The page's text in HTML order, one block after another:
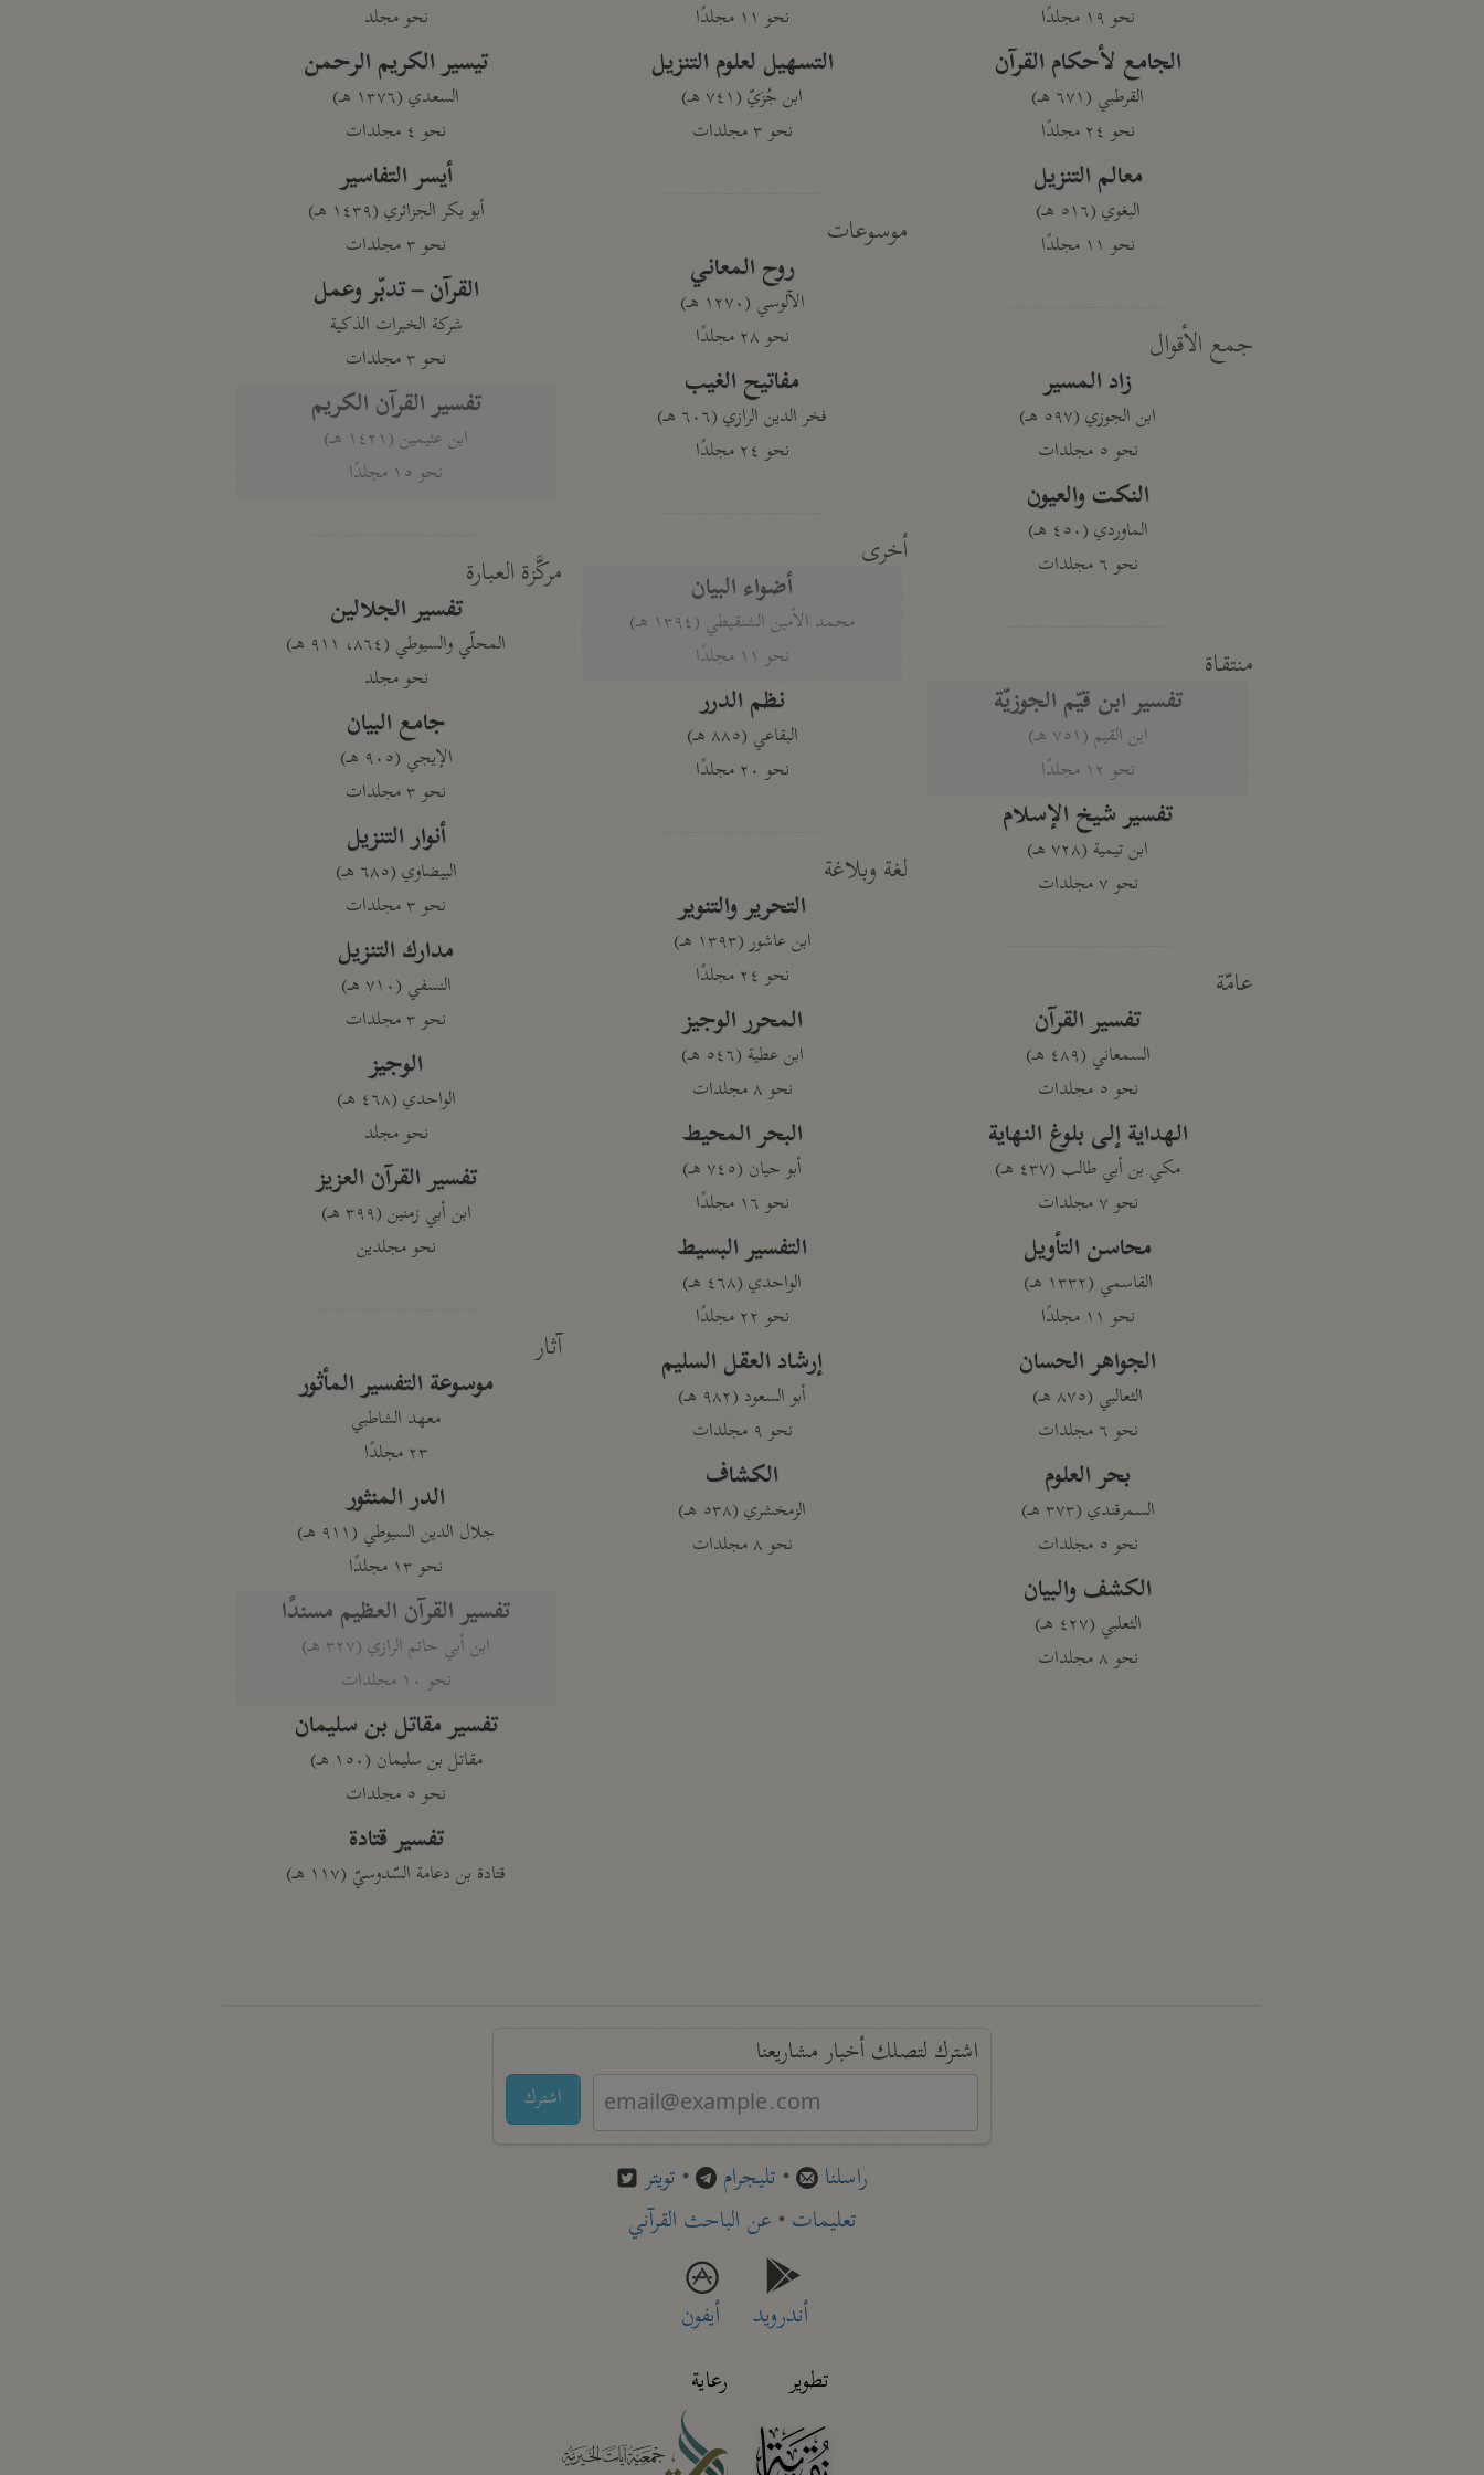
نحو ١٩ مجلدًا
الجامع لأحكام القرآن
القرطبي (٦٧١ هـ)
نحو ٢٤ مجلدًا
معالم التنزيل
البغوي (٥١٦ هـ)
نحو ١١ مجلدًا
جمع الأقوال
زاد المسير
ابن الجوزي (٥٩٧ هـ)
نحو ٥ مجلدات
النكت والعيون
الماوردي (٤٥٠ هـ)
نحو ٦ مجلدات
منتقاة
تفسير ابن قيّم الجوزيّة
ابن القيم (٧٥١ هـ)
نحو ١٢ مجلدًا
تفسير شيخ الإسلام
ابن تيمية (٧٢٨ هـ)
نحو ٧ مجلدات
عامّة
تفسير القرآن
السمعاني (٤٨٩ هـ)
نحو ٥ مجلدات
الهداية إلى بلوغ النهاية
مكي بن أبي طالب (٤٣٧ هـ)
نحو ٧ مجلدات
محاسن التأويل
القاسمي (١٣٣٢ هـ)
نحو ١١ مجلدًا
الجواهر الحسان
الثعالبي (٨٧٥ هـ)
نحو ٦ مجلدات
بحر العلوم
السمرقندي (٣٧٣ هـ)
نحو ٥ مجلدات
الكشف والبيان
الثعلبي (٤٢٧ هـ)
نحو ٨ مجلدات
نحو ١١ مجلدًا
التسهيل لعلوم التنزيل
ابن جُزَيّ (٧٤١ هـ)
نحو ٣ مجلدات
موسوعات
روح المعاني
الآلوسي (١٢٧٠ هـ)
نحو ٢٨ مجلدًا
مفاتيح الغيب
فخر الدين الرازي (٦٠٦ هـ)
نحو ٢٤ مجلدًا
أخرى
أضواء البيان
محمد الأمين الشنقيطي (١٣٩٤ هـ)
نحو ١١ مجلدًا
نظم الدرر
البقاعي (٨٨٥ هـ)
نحو ٢٠ مجلدًا
لغة وبلاغة
التحرير والتنوير
ابن عاشور (١٣٩٣ هـ)
نحو ٢٤ مجلدًا
المحرر الوجيز
ابن عطية (٥٤٦ هـ)
نحو ٨ مجلدات
البحر المحيط
أبو حيان (٧٤٥ هـ)
نحو ١٦ مجلدًا
التفسير البسيط
الواحدي (٤٦٨ هـ)
نحو ٢٢ مجلدًا
إرشاد العقل السليم
أبو السعود (٩٨٢ هـ)
نحو ٩ مجلدات
الكشاف
الزمخشري (٥٣٨ هـ)
نحو ٨ مجلدات
نحو مجلد
تيسير الكريم الرحمن
السعدي (١٣٧٦ هـ)
نحو ٤ مجلدات
أيسر التفاسير
أبو بكر الجزائري (١٤٣٩ هـ)
نحو ٣ مجلدات
القرآن – تدبّر وعمل
شركة الخبرات الذكية
نحو ٣ مجلدات
تفسير القرآن الكريم
ابن عثيمين (١٤٢١ هـ)
نحو ١٥ مجلدًا
مركَّزة العبارة
تفسير الجلالين
المحلّي والسيوطي (٨٦٤، ٩١١ هـ)
نحو مجلد
جامع البيان
الإيجي (٩٠٥ هـ)
نحو ٣ مجلدات
أنوار التنزيل
البيضاوي (٦٨٥ هـ)
نحو ٣ مجلدات
مدارك التنزيل
النسفي (٧١٠ هـ)
نحو ٣ مجلدات
الوجيز
الواحدي (٤٦٨ هـ)
نحو مجلد
تفسير القرآن العزيز
ابن أبي زمنين (٣٩٩ هـ)
نحو مجلدين
آثار
موسوعة التفسير المأثور
معهد الشاطبي
٢٣ مجلدًا
الدر المنثور
جلال الدين السيوطي (٩١١ هـ)
نحو ١٣ مجلدًا
تفسير القرآن العظيم مسندًا
ابن أبي حاتم الرازي (٣٢٧ هـ)
نحو ١٠ مجلدات
تفسير مقاتل بن سليمان
مقاتل بن سليمان (١٥٠ هـ)
نحو ٥ مجلدات
تفسير قتادة
قتادة بن دعامة السّدوسيّ (١١٧ هـ)
اشترك لتصلك أخبار مشاريعنا
اشترك
راسلنا • تليجرام • تويتر
تعليمات• عن الباحث القرآني
أندرويد
أيفون
تطوير
رعاية